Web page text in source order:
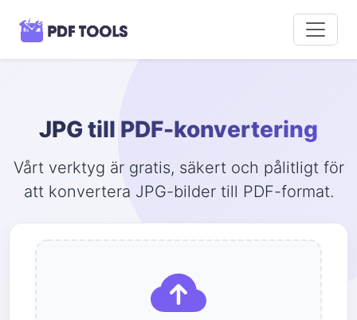
JPG till PDF-konvertering
Vårt verktyg är gratis, säkert och pålitligt för
att konvertera JPG-bilder till PDF-format.